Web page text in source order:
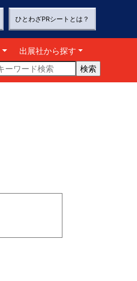
ひとわざPRシートとは？
出展社から探す